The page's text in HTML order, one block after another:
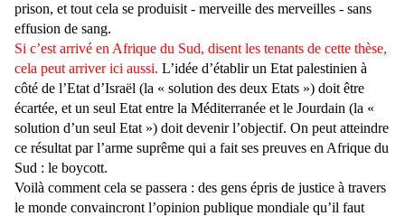
prison, et tout cela se produisit - merveille des merveilles - sans
effusion de sang.
Si c’est arrivé en Afrique du Sud, disent les tenants de cette thèse,
cela peut arriver ici aussi. L’idée d’établir un Etat palestinien à
côté de l’Etat d’Israël (la « solution des deux Etats ») doit être
écartée, et un seul Etat entre la Méditerranée et le Jourdain (la «
solution d’un seul Etat ») doit devenir l’objectif. On peut atteindre
ce résultat par l’arme suprême qui a fait ses preuves en Afrique du
Sud : le boycott.
Voilà comment cela se passera : des gens épris de justice à travers
le monde convaincront l’opinion publique mondiale qu’il faut